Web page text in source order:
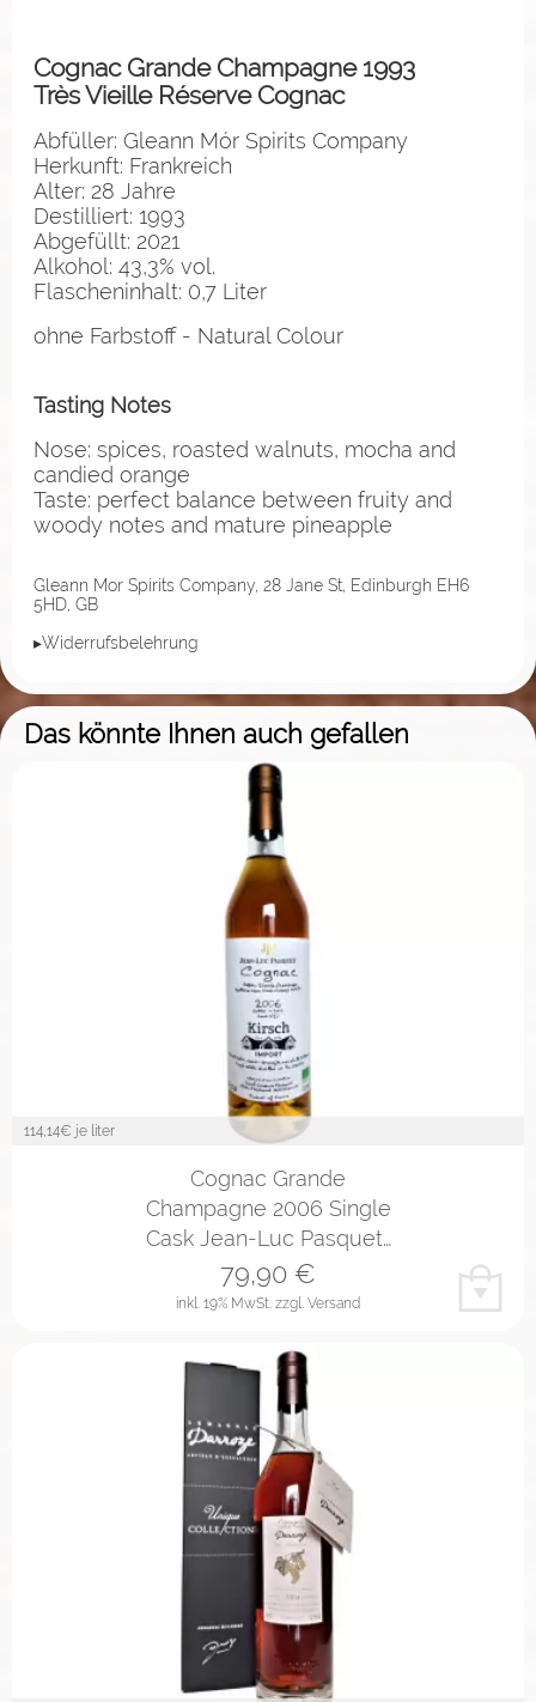
Cognac Grande Champagne 1993
Très Vieille Réserve Cognac
Abfüller: Gleann Mór Spirits Company
Herkunft: Frankreich
Alter: 28 Jahre
Destilliert: 1993
Abgefüllt: 2021
Alkohol: 43,3% vol.
Flascheninhalt: 0,7 Liter
ohne Farbstoff - Natural Colour
Tasting Notes
Nose: spices, roasted walnuts, mocha and
candied orange
Taste: perfect balance between fruity and
woody notes and mature pineapple
Gleann Mor Spirits Company, 28 Jane St, Edinburgh EH6
5HD, GB
▸Widerrufsbelehrung
Das könnte Ihnen auch gefallen
114,14€ je liter
Cognac Grande
Champagne 2006 Single
Cask Jean-Luc Pasquet…
inkl. 19% MwSt. zzgl. Versand
79,90 €